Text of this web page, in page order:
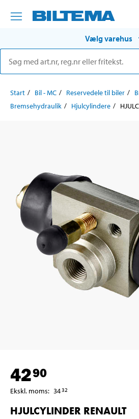
Vælg varehus
Start Bil - MC Reservedele til biler
Bremsehydraulik
Hjulcylindere
4290
Ekskl. moms: 3432
HJULCYLINDER RENAULT